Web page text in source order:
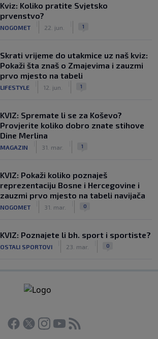
Kviz: Koliko pratite Svjetsko
prvenstvo?
NOGOMET 22. jun. 1
Skrati vrijeme do utakmice uz naš kviz:
Pokaži šta znaš o Zmajevima i zauzmi
prvo mjesto na tabeli
LIFESTYLE 12. jun. 1
KVIZ: Spremate li se za Koševo?
Provjerite koliko dobro znate stihove
Dine Merlina
MAGAZIN 31. mar. 1
KVIZ: Pokaži koliko poznaješ
reprezentaciju Bosne i Hercegovine i
zauzmi prvo mjesto na tabeli navijača
NOGOMET 31. mar. 0
KVIZ: Poznajete li bh. sport i sportiste?
OSTALI SPORTOVI 23. mar. 0